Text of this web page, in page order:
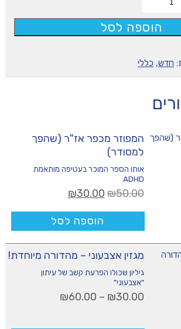
הוספה לסל
חדש, כללי
המפוזר מכפר אז"ר (שהפך
למסודר)
אותו הספר המוכר בעטיפה מותאמת
ADHD
₪50.00
המחיר
היה:
₪50.00.
₪30.00
הוא:
₪30.00.
הוספה לסל
מגזין אצבעוני – מהדורה מיוחדת!
גיליון שכולו הפרעת קשב של עיתון
"אצבעוני"
₪30.00
–
₪60.00